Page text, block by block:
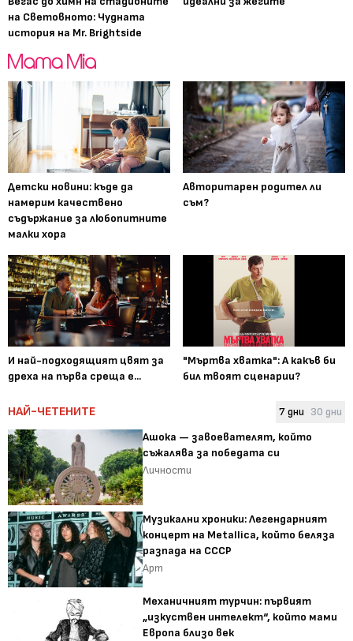
на Световното: Чудната
история на Mr. Brightside
Детски новини: къде да
намерим качествено
съдържание за любопитните
малки хора
Авторитарен родител ли
съм?
И най-подходящият цвят за
дреха на първа среща е...
"Мъртва хватка": А какъв би
бил твоят сценарии?
НАЙ-ЧЕТЕНИТЕ 7 дни 30 дни
Ашока — завоевателят, който
съжалява за победата си
Личности
Музикални хроники: Легендарният
концерт на Metallica, който беляза
разпада на СССР
Арт
Механичният турчин: първият
„изкуствен интелект“, който мами
Европа близо век